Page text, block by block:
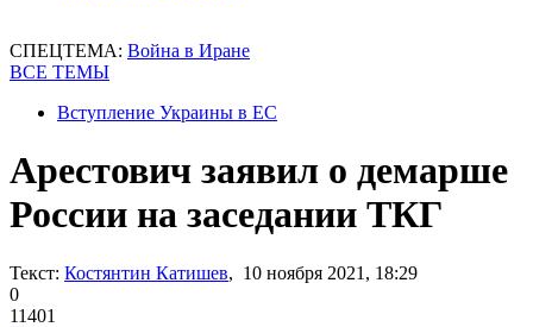
СПЕЦТЕМА: Война в Иране
ВСЕ ТЕМЫ
Вступление Украины в ЕС
Арестович заявил о демарше
России на заседании ТКГ
Текст: Костянтин Катишев, 10 ноября 2021, 18:29
0
11401